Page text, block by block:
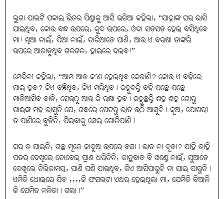
ଲୁଗା ପାଲଟି ପକାଇ ଭିତର ପିଣ୍ଡାକୁ ଆସି ଭଗିଆ କହିଲା, “ଯାହାଙ୍କ ଘର ଭାସି
ଯାଇଥିବ, କୋଉ ବନ୍ଧ ଉପରେ, କୁଦ ଉପରେ, ଓଦା ସଡ଼ସଡ଼ ହେଇ ବସିଥିବେ
ମା! ଖିଆ ନାଇଁ, ପିଆ ନାଇଁ, ଚାରିଆଡ଼େ ପାଣି, ଆଉ ଏ ବରଷା ତାଙ୍କରି
ଉପରେ ଆଜାଡ଼ୁଥିବ ଗଳଗଳ, ହାଇରେ ଦଇବ!”
ମେଦିନୀ କହିଲା, “ଆମ ଆଡ଼ କ’ଣ ହେଇଥିବ କେଜାଣି? କୋଉ ଏ ବଢ଼ିରେ
ଯାଇ ହବ? କିଏ ବଞ୍ଚିଥିବ, କିଏ ମରିଥିବ। କହୁଚନ୍ତି ବଢ଼ି ପଛେ ପଛେ
ମାଡ଼ିଆସିବ ବାଡ଼ି, ସେଉଠୁ ଆଉ କି ରକ୍ଷା ହବ। କହୁଛନ୍ତି ଶହ ଶହ ଗୋରୁ
ଗାଈଙ୍କ ମଢ଼ ଭାସୁଚି ଯେ, ଗନ୍ଧରେ ପେଟରୁ ଭାତ ଉଠି ଆସୁଚି। କୂଅ, ପୋଖରୀ
ତ ପାଣିରେ ବୁଡ଼ିଚି, ପିଇବାକୁ ସେଇ ଗୋଳିପାଣି।
ଘର ତ ଯାଇଚି, ଗଛ ମୂଳେ କାଦୁଅ ଉପରେ ବସା। ଭାତ ନା ଚୂଡ଼ା? ଯାହି ତାହି
ପତର ଦେଖିଲେ ଚୋବେଇ ପ୍ରାଣ ଧରିଚିନି, କାନ୍ଥବାଡ଼ ବି ଖଣ୍ଡେ ନାଇଁ, ଯୁଆଡ଼େ
ଦେଖିଲେ ଚିଲିକାମୟ, ପାଣି ପଶି ଯାଉଥିବ, କିଏ ଆସିପାରୁଚି ନା ଯାଇ ପାରୁଚି।
ଏମିତି ଧୋଇରେ ଯିବ ,,,,କି ଫସଲଟା ଏଥର ହେଇଥିଲା ମା, ଯେମିତି ବିଆଳି
କି ସେମିତ ନଳିତା। ଗଲା।”